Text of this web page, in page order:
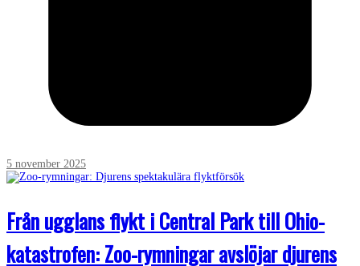
5 november 2025
Från ugglans flykt i Central Park till Ohio-
katastrofen: Zoo-rymningar avslöjar djurens